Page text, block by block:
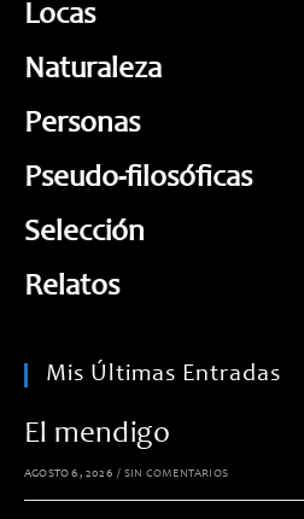
Locas
Naturaleza
Personas
Pseudo-filosóficas
Selección
Relatos
Mis Últimas Entradas
El mendigo
AGOSTO 6, 2026 / SIN COMENTARIOS